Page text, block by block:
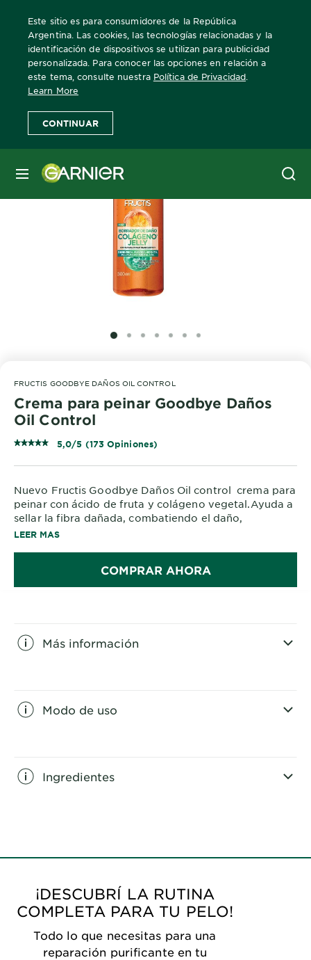
Este sitio es para consumidores de la República
Argentina. Las cookies, las tecnologías relacionadas y la
identificación de dispositivos se utilizan para publicidad
personalizada. Para conocer las opciones en relación a
este tema, consulte nuestra Política de Privacidad
Learn More
CONTINUAR
MENÚ
Home Fructis FRUCTIS GOODBYE DAÑOS OIL CONTROL
SLIDE 1
SLIDE 2
SLIDE 3
SLIDE 4
SLIDE 5
SLIDE 6
SLIDE 7
FRUCTIS GOODBYE DAÑOS OIL CONTROL
Crema para peinar Goodbye Daños
Oil Control
5,0/5 (173 Opiniones)
Nuevo Fructis Goodbye Daños Oil control crema para
peinar con ácido de fruta y colágeno vegetal.Ayuda a
sellar la fibra dañada, combatiendo el daño,
aportando suavidad e hidratación, mientras controla
sensación pesada, protege el cabello del quiebre y
daños UV dejando un cabello manejable y suave
LEER MAS
COMPRAR AHORA
Más información
Modo de uso
Ingredientes
¡DESCUBRÍ LA RUTINA
COMPLETA PARA TU PELO!
Todo lo que necesitas para una
reparación purificante en tu